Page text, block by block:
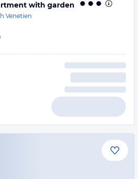
with garden
Venetien